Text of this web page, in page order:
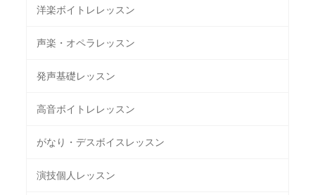
洋楽ボイトレレッスン
声楽・オペラレッスン
発声基礎レッスン
高音ボイトレレッスン
がなり・デスボイスレッスン
演技個人レッスン